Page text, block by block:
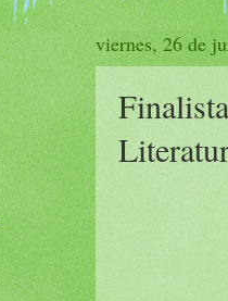
viernes, 26 de